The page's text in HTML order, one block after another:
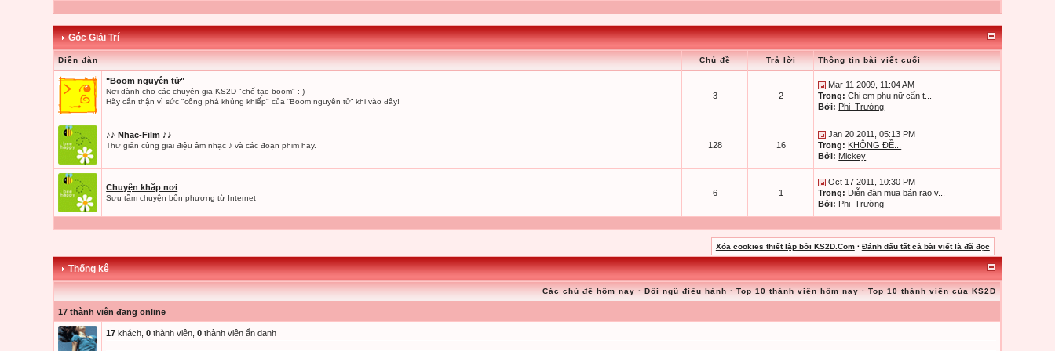
Góc Giải Trí
Diễn đàn Chủ đề Trả lời Thông tin bài viết cuối
"Boom nguyên tử"
Nơi dành cho các chuyên gia KS2D "chế tạo boom" :-)
Hãy cẩn thận vì sức "công phá khủng khiếp" của “Boom nguyên tử” khi vào đây!
3 2
Mar 11 2009, 11:04 AM
Trong: Chị em phụ nữ cẩn t...
Bởi: Phi_Trường
♪♪ Nhạc-Film ♪♪
Thư giản cùng giai điệu âm nhạc ♪ và các đoạn phim hay. 128 16
Jan 20 2011, 05:13 PM
Trong: KHÔNG ĐỀ...
Bởi: Mickey
Chuyện khắp nơi
Sưu tầm chuyện bốn phương từ Internet
6 1
Oct 17 2011, 10:30 PM
Trong: Diễn đàn mua bán rao v...
Bởi: Phi_Trường
Xóa cookies thiết lập bởi KS2D.Com· Đánh dấu tất cả bài viết là đã đọc
Thống kê
Các chủ đề hôm nay ·Đội ngũ điều hành ·Top 10 thành viên hôm nay ·Top 10 thành viên của KS2D
17 thành viên đang online
17 khách,0 thành viên,0 thành viên ẩn danh